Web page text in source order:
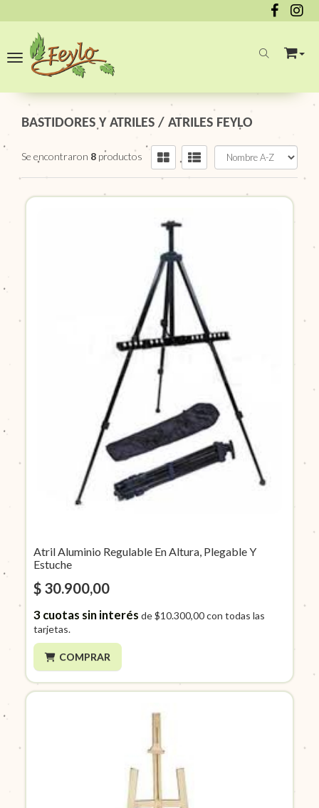
Toggle navigation
BASTIDORES Y ATRILES / ATRILES FEYLO
Se encontraron 8 productos
Atril Aluminio Regulable En Altura, Plegable Y
Estuche
$ 30.900,00
3cuotas sin interés de$10.300,00con todas las
tarjetas.
COMPRAR